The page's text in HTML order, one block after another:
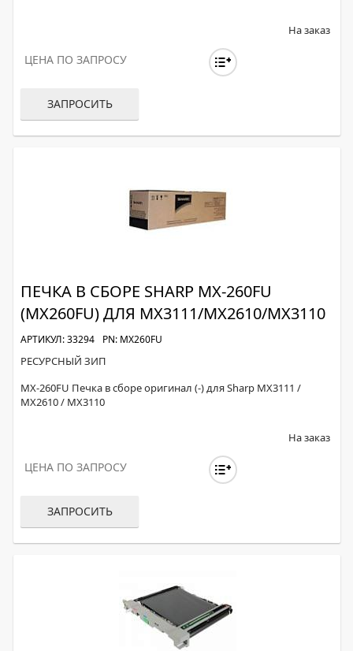
На заказ
ЦЕНА ПО ЗАПРОСУ
ЗАПРОСИТЬ
ПЕЧКА В СБОРЕ SHARP MX-260FU
(MX260FU) ДЛЯ MX3111/MX2610/MX3110
АРТИКУЛ: 33294 PN: MX260FU
РЕСУРСНЫЙ ЗИП
MX-260FU Печка в сборе оригинал (-) для Sharp MX3111 /
MX2610 / MX3110
На заказ
ЦЕНА ПО ЗАПРОСУ
ЗАПРОСИТЬ